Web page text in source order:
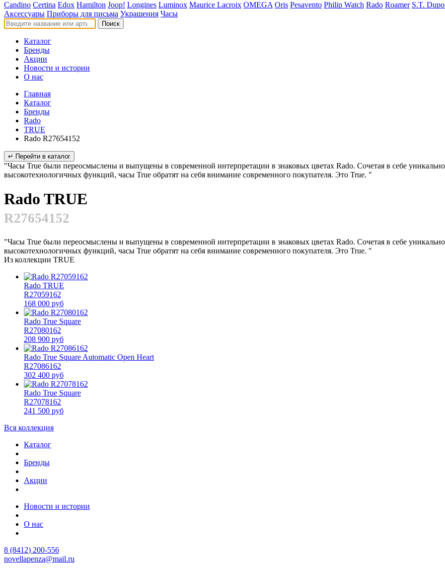
Candino Certina Edox Hamilton Joop! Longines Luminox Maurice Lacroix OMEGA Oris Pesavento Philip Watch Rado Roamer S.T.
Аксессуары Приборы для письма Украшения Часы
Поиск
Каталог
Бренды
Акции
Новости и истории
О нас
Главная
Каталог
Бренды
Rado
TRUE
Rado R27654152
↵ Перейти в каталог
"Часы True были переосмыслены и выпущены в современной интерпретации в знаковых цветах Rado. Сочетая в себе
высокотехнологичных функций, часы True обратят на себя внимание современного покупателя. Это True. "
Rado TRUE
R27654152
"Часы True были переосмыслены и выпущены в современной интерпретации в знаковых цветах Rado. Сочетая в себе
высокотехнологичных функций, часы True обратят на себя внимание современного покупателя. Это True. "
Из коллекции TRUE
Rado TRUE
R27059162
168 000 руб
Rado True Square
R27080162
208 900 руб
Rado True Square Automatic Open Heart
R27086162
302 400 руб
Rado True Square
R27078162
241 500 руб
Вся коллекция
Каталог
Бренды
Акции
Новости и истории
О нас
8 (8412) 200-556
novellapenza@mail.ru